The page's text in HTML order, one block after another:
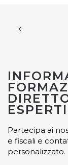
Partecipa ai
e fiscali e
personalizzato.